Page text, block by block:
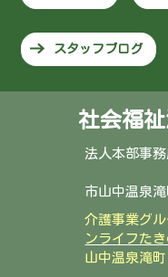
スタッフブログ
社会福
法
〒
市山中温泉
介護事
ンライフた
山中温泉滝